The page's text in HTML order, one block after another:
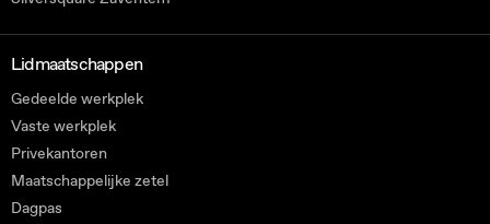
Lidmaatschappen
Gedeelde werkplek
Vaste werkplek
Privekantoren
Maatschappelijke zetel
Dagpas